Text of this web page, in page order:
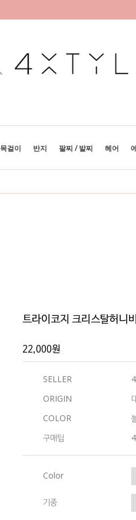
목걸이 반지 팔찌 / 발찌 헤어
트라이코지 크리스탈허니
22,000원
SELLER
ORIGIN
COLOR
구매팁
Color
기종